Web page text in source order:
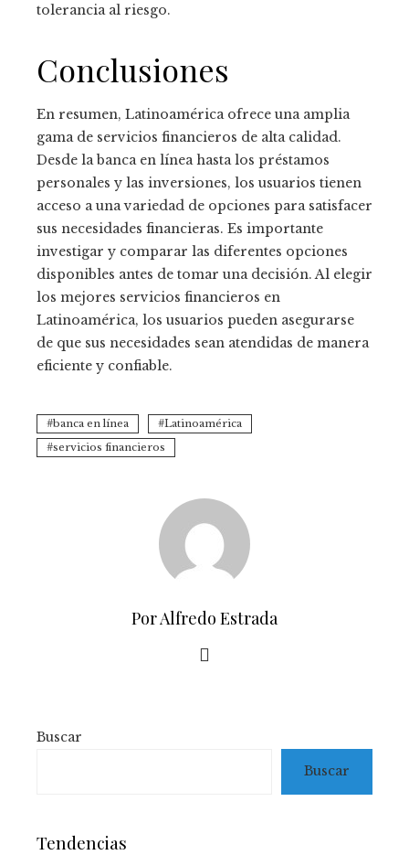
tolerancia al riesgo.
Conclusiones
En resumen, Latinoamérica ofrece una amplia
gama de servicios financieros de alta calidad.
Desde la banca en línea hasta los préstamos
personales y las inversiones, los usuarios tienen
acceso a una variedad de opciones para satisfacer
sus necesidades financieras. Es importante
investigar y comparar las diferentes opciones
disponibles antes de tomar una decisión. Al elegir
los mejores servicios financieros en
Latinoamérica, los usuarios pueden asegurarse
de que sus necesidades sean atendidas de manera
eficiente y confiable.
banca en línea
Latinoamérica
servicios financieros
Por Alfredo Estrada
Buscar
Buscar
Tendencias